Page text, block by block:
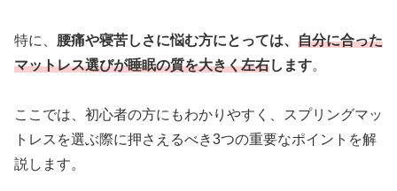
特に、 腰痛や寝苦しさに悩む方にとっては、 自分に合った
マットレス選びが睡眠の質を大きく左右します。
ここでは、初心者の方にもわかりやすく、スプリングマッ
トレスを選ぶ際に押さえるべき3つの重要なポイントを解
説します。